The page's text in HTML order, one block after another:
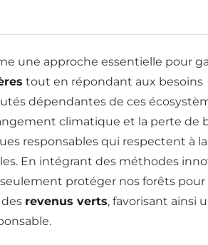
une approche essentielle pour
tout en répondant aux besoins
dépendantes de ces
climatique et la perte de
responsables qui respectent à
En intégrant des méthodes
protéger nos forêts pour
revenus verts, favorisant ainsi